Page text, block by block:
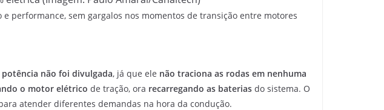
performance, sem gargalos nos momentos de transição entre motores
potência não foi divulgada, já que ele não traciona as rodas em nenhuma
o motor elétrico de tração, ora recarregando as baterias do sistema. O
atender diferentes demandas na hora da condução.